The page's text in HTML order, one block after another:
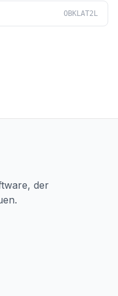
OBKLAT2L
der